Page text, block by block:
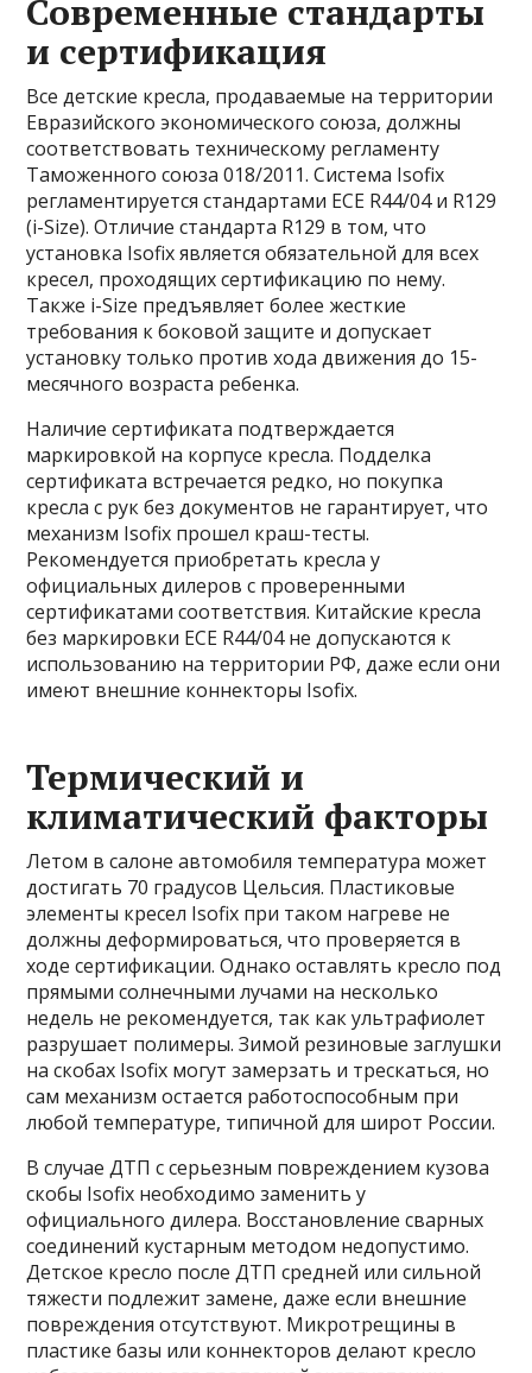
Современные стандарты
и сертификация
Все детские кресла, продаваемые на территории
Евразийского экономического союза, должны
соответствовать техническому регламенту
Таможенного союза 018/2011. Система Isofix
регламентируется стандартами ECE R44/04 и R129
(i-Size). Отличие стандарта R129 в том, что
установка Isofix является обязательной для всех
кресел, проходящих сертификацию по нему.
Также i-Size предъявляет более жесткие
требования к боковой защите и допускает
установку только против хода движения до 15-
месячного возраста ребенка.
Наличие сертификата подтверждается
маркировкой на корпусе кресла. Подделка
сертификата встречается редко, но покупка
кресла с рук без документов не гарантирует, что
механизм Isofix прошел краш-тесты.
Рекомендуется приобретать кресла у
официальных дилеров с проверенными
сертификатами соответствия. Китайские кресла
без маркировки ECE R44/04 не допускаются к
использованию на территории РФ, даже если они
имеют внешние коннекторы Isofix.
Термический и
климатический факторы
Летом в салоне автомобиля температура может
достигать 70 градусов Цельсия. Пластиковые
элементы кресел Isofix при таком нагреве не
должны деформироваться, что проверяется в
ходе сертификации. Однако оставлять кресло под
прямыми солнечными лучами на несколько
недель не рекомендуется, так как ультрафиолет
разрушает полимеры. Зимой резиновые заглушки
на скобах Isofix могут замерзать и трескаться, но
сам механизм остается работоспособным при
любой температуре, типичной для широт России.
В случае ДТП с серьезным повреждением кузова
скобы Isofix необходимо заменить у
официального дилера. Восстановление сварных
соединений кустарным методом недопустимо.
Детское кресло после ДТП средней или сильной
тяжести подлежит замене, даже если внешние
повреждения отсутствуют. Микротрещины в
пластике базы или коннекторов делают кресло